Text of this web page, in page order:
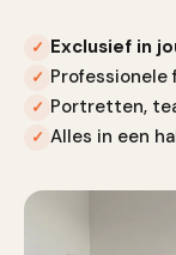
✓ Exclusief in
✓ Professionele
✓ Portretten,
✓ Alles in een